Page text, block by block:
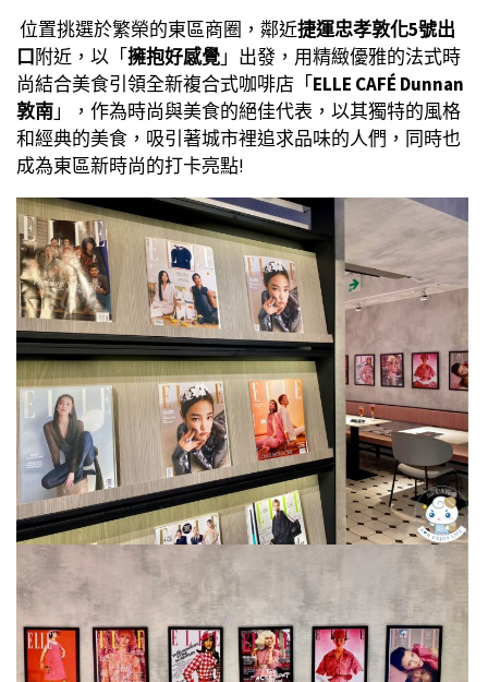
位置挑選於繁榮的東區商圈，鄰近捷運忠孝敦化5號出
口附近，以「擁抱好感覺」出發，用精緻優雅的法式時
尚結合美食引領全新複合式咖啡店「ELLE CAFÉ Dunnan
敦南」，作為時尚與美食的絕佳代表，以其獨特的風格
和經典的美食，吸引著城市裡追求品味的人們，同時也
成為東區新時尚的打卡亮點!